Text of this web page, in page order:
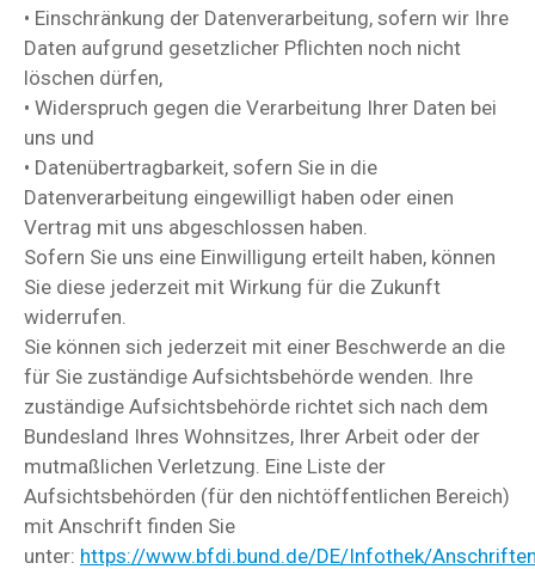
• Einschränkung der Datenverarbeitung, sofern wir Ihre
Daten aufgrund gesetzlicher Pflichten noch nicht
löschen dürfen,
• Widerspruch gegen die Verarbeitung Ihrer Daten bei
uns und
• Datenübertragbarkeit, sofern Sie in die
Datenverarbeitung eingewilligt haben oder einen
Vertrag mit uns abgeschlossen haben.
Sofern Sie uns eine Einwilligung erteilt haben, können
Sie diese jederzeit mit Wirkung für die Zukunft
widerrufen.
Sie können sich jederzeit mit einer Beschwerde an die
für Sie zuständige Aufsichtsbehörde wenden. Ihre
zuständige Aufsichtsbehörde richtet sich nach dem
Bundesland Ihres Wohnsitzes, Ihrer Arbeit oder der
mutmaßlichen Verletzung. Eine Liste der
Aufsichtsbehörden (für den nichtöffentlichen Bereich)
mit Anschrift finden Sie
unter: https://www.bfdi.bund.de/DE/Infothek/